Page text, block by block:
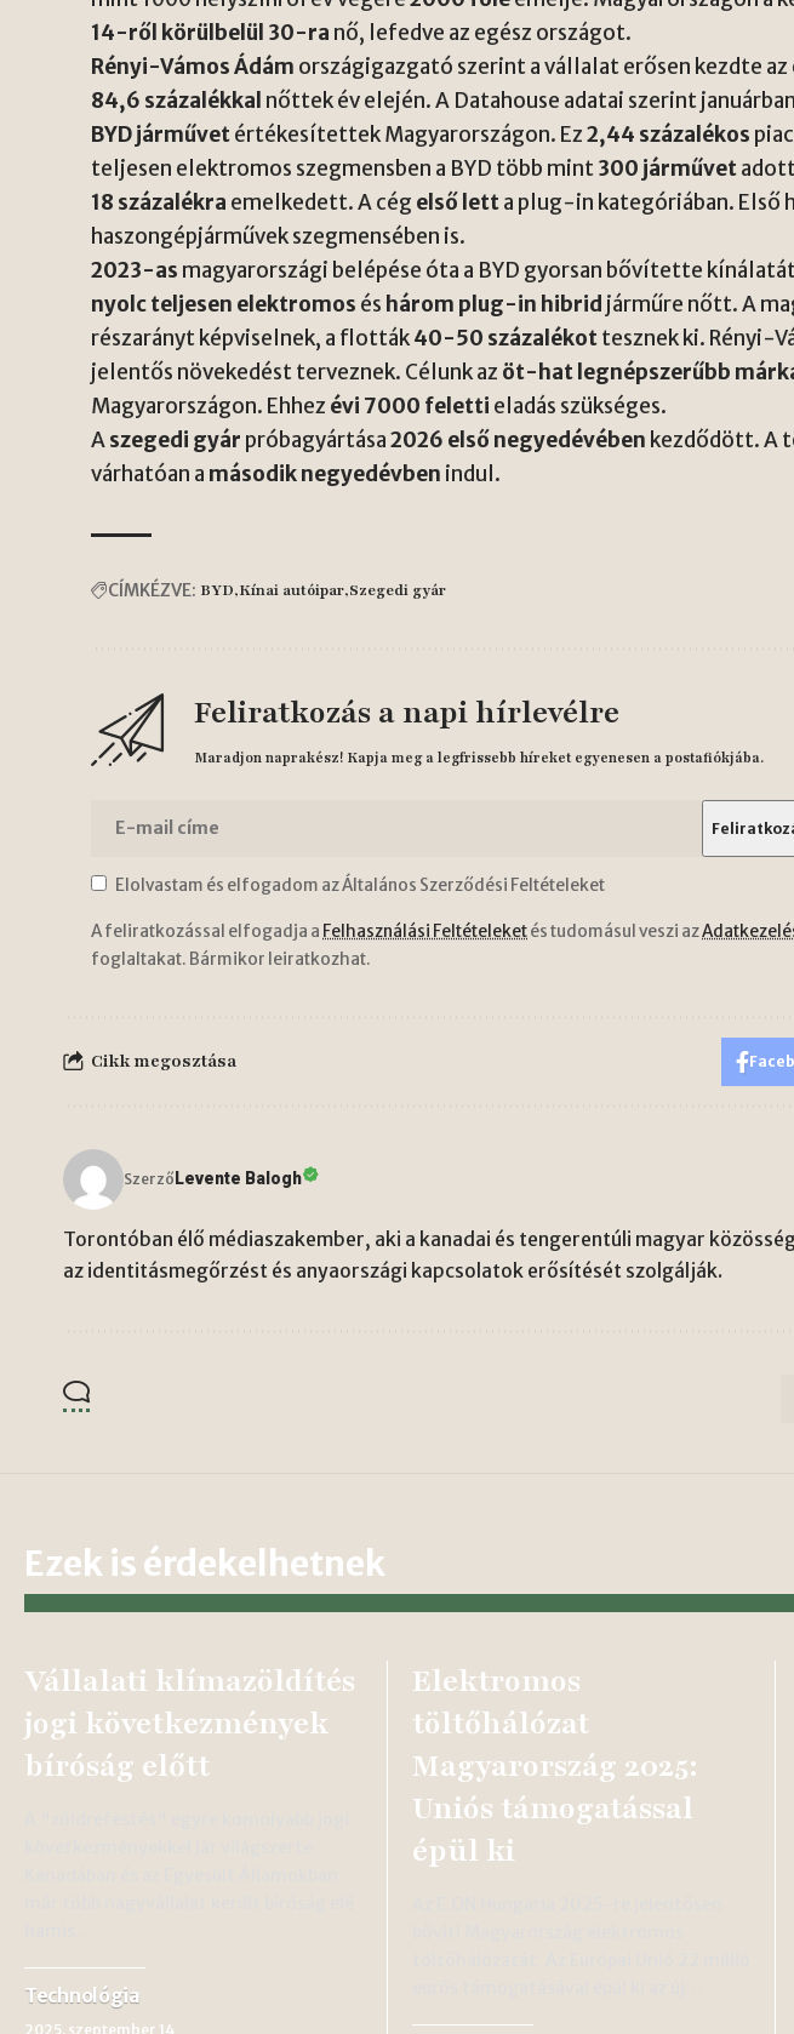
14-ről körülbelül 30-ra nő, lefedve az egész országot.
Rényi-Vámos Ádám országigazgató szerint a vállalat erősen kezdte az
84,6 százalékkal nőttek év elején. A Datahouse adatai szerint
BYD járművetértékesítettek Magyarországon. Ez2,44 százalékos
teljesen elektromos szegmensben a BYD több mint300 járművet
18 százalékra emelkedett. A cég első letta plug-in kategóriában. Első
haszongépjárművek szegmensében is.
2023-as magyarországi belépése óta a BYD gyorsan bővítette
nyolc teljesen elektromos és három plug-in hibrid járműre nőtt. A
részarányt képviselnek, a flották40-50 százalékottesznek ki. Rényi-
jelentős növekedést terveznek. Célunk az öt-hat legnépszerűbb
Magyarországon. Ehhez évi 7000 feletti eladás szükséges.
Aszegedi gyár próbagyártása2026 első negyedévében kezdődött. A
várhatóan a második negyedévben indul.
CÍMKÉZVE: BYD Kínai autóipar Szegedi gyár
Feliratkozás a napi hírlevélre
Maradjon naprakész! Kapja meg a legfrissebb híreket egyenesen a postafiókjába.
Elolvastam és elfogadom az Általános Szerződési Feltételeket
A feliratkozással elfogadja a Felhasználási Feltételeketés tudomásul veszi az
foglaltakat. Bármikor leiratkozhat.
Cikk megosztása
Szerző Levente Balogh
Torontóban élő médiaszakember, aki a kanadai és tengerentúli magyar
az identitásmegőrzést és anyaországi kapcsolatok erősítését szolgálják.
Ezek is érdekelhetnek
Vállalati klímazöldítés
jogi következmények
bíróság előtt
Technológia
2025. szeptember 14
Elektromos
töltőhálózat
Magyarország 2025:
Uniós támogatással
épül ki